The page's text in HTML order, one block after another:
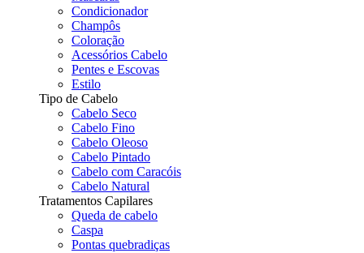
Condicionador
Champôs
Coloração
Acessórios Cabelo
Pentes e Escovas
Estilo
Tipo de Cabelo
Cabelo Seco
Cabelo Fino
Cabelo Oleoso
Cabelo Pintado
Cabelo com Caracóis
Cabelo Natural
Tratamentos Capilares
Queda de cabelo
Caspa
Pontas quebradiças